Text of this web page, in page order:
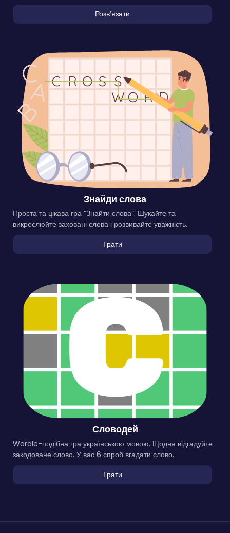
Розвʼязати
Знайди слова
Проста та цікава гра “Знайти слова”. Шукайте та
викреслюйте заховані слова і розвивайте уважність.
Грати
Словодей
Wordle-подібна гра українською мовою. Щодня відгадуйте
закодоване слово. У вас 6 спроб вгадати слово.
Грати